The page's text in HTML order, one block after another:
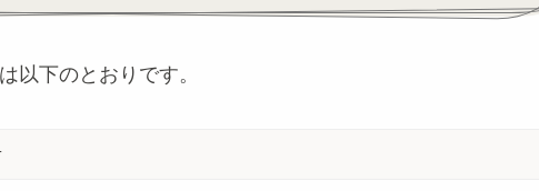
以下のとおりです。